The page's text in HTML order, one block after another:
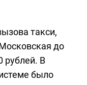
такси,
до
рублей. В
было